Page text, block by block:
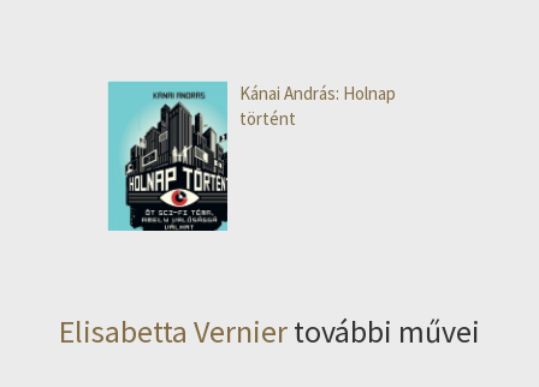
Kánai András: Holnap
történt
Elisabetta Verniertovábbi művei